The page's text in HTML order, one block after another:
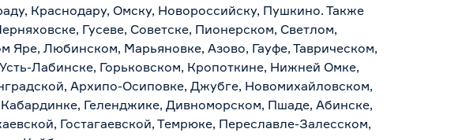
Краснодару, Омску, Новороссийску, Пушкино. Также
Гусеве, Советске, Пионерском, Светлом,
Яре, Любинском, Марьяновке, Азово, Гауфе, Таврическом,
Лабинске, Горьковском, Кропоткине, Нижней Омке,
Архипо-Осиповке, Джубге, Новомихайловском,
Геленджике, Дивноморском, Пшаде, Абинске,
Гостагаевской, Темрюке, Переславле-Залесском,